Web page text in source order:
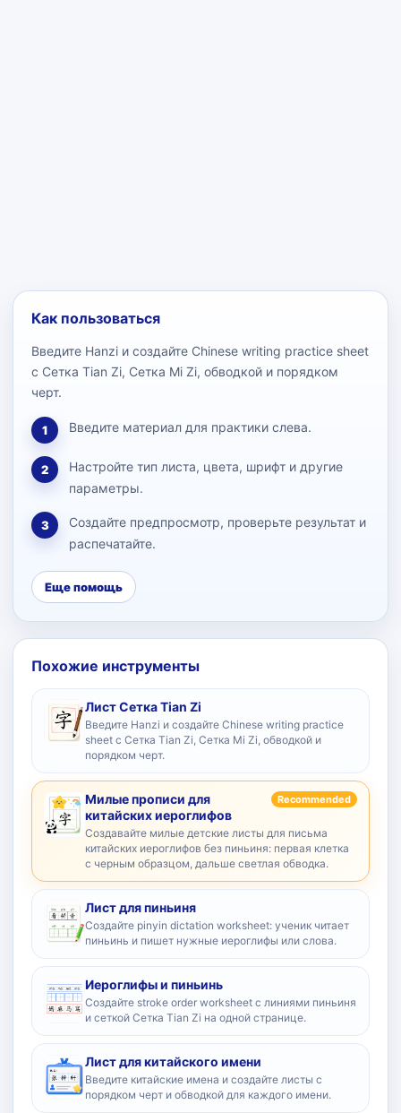
Как пользоваться
Введите Hanzi и создайте Chinese writing practice sheet
с Сетка Tian Zi, Сетка Mi Zi, обводкой и порядком
черт.
1 Введите материал для практики слева.
2
Настройте тип листа, цвета, шрифт и другие
параметры.
3
Создайте предпросмотр, проверьте результат и
распечатайте.
Еще помощь
Похожие инструменты
Лист Сетка Tian Zi
Введите Hanzi и создайте Chinese writing practice
sheet с Сетка Tian Zi, Сетка Mi Zi, обводкой и
порядком черт.
Милые прописи для
китайских иероглифов
Recommended
Создавайте милые детские листы для письма
китайских иероглифов без пиньиня: первая клетка
с черным образцом, дальше светлая обводка.
Лист для пиньиня
Создайте pinyin dictation worksheet: ученик читает
пиньинь и пишет нужные иероглифы или слова.
Иероглифы и пиньинь
Создайте stroke order worksheet с линиями пиньиня
и сеткой Сетка Tian Zi на одной странице.
Лист для китайского имени
Введите китайские имена и создайте листы с
порядком черт и обводкой для каждого имени.